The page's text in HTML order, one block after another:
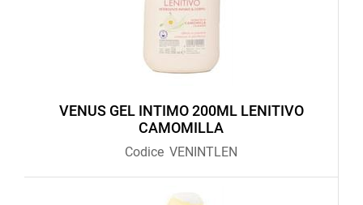
VENUS GEL INTIMO 200ML LENITIVO
CAMOMILLA
Codice VENINTLEN